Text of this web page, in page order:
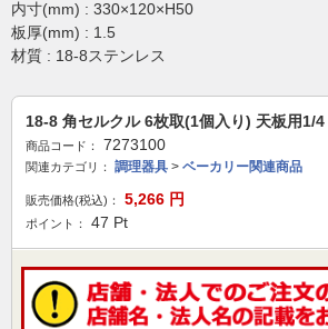
内寸(mm) : 330×120×H50
板厚(mm) : 1.5
材質 : 18-8ステンレス
18-8 角セルクル 6枚取(1個入り) 天板用1/
商品コード： 7273100
関連カテゴリ： 調理器具 > ベーカリー関連商品
販売価格(税込)： 5,266 円
ポイント： 47 Pt